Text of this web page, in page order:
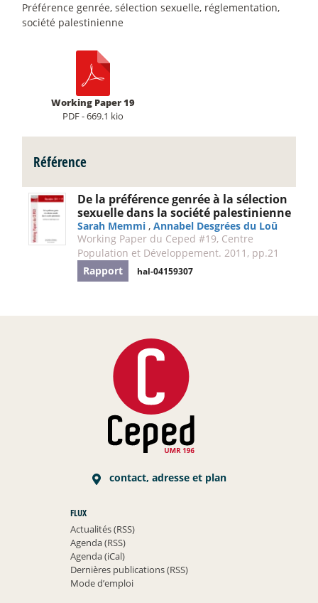
Préférence genrée, sélection sexuelle, réglementation,
société palestinienne
Working Paper 19
PDF - 669.1 kio
Référence
De la préférence genrée à la sélection
sexuelle dans la société palestinienne
Sarah Memmi , Annabel Desgrées du Loû
Working Paper du Ceped #19, Centre
Population et Développement. 2011, pp.21
Rapport
hal-04159307
contact, adresse et plan
FLUX
Actualités (RSS)
Agenda (RSS)
Agenda (iCal)
Dernières publications (RSS)
Mode d’emploi